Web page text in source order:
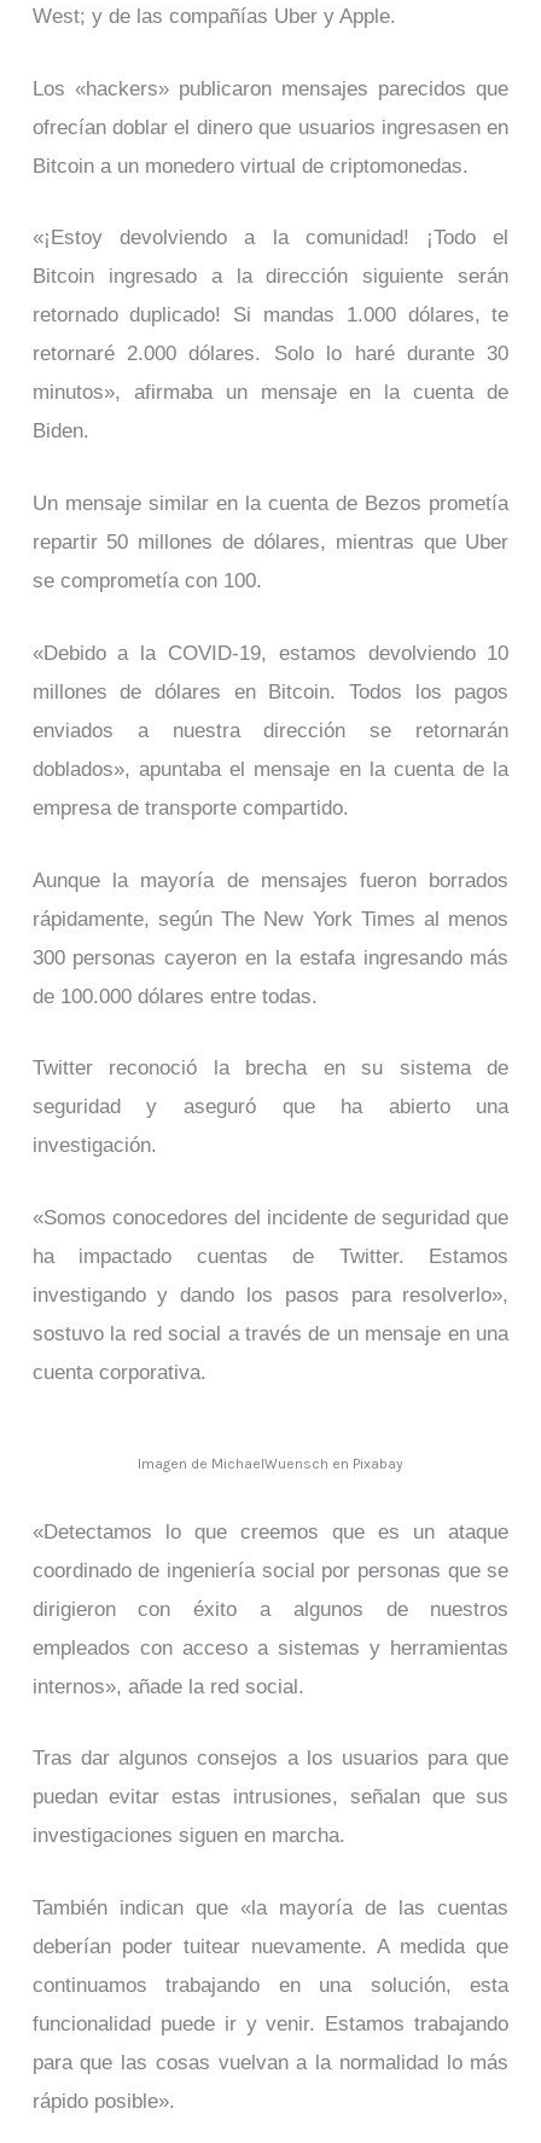
West; y de las compañías Uber y Apple.
Los «hackers» publicaron mensajes parecidos que
ofrecían doblar el dinero que usuarios ingresasen en
Bitcoin a un monedero virtual de criptomonedas.
«¡Estoy devolviendo a la comunidad! ¡Todo el
Bitcoin ingresado a la dirección siguiente serán
retornado duplicado! Si mandas 1.000 dólares, te
retornaré 2.000 dólares. Solo lo haré durante 30
minutos», afirmaba un mensaje en la cuenta de
Biden.
Un mensaje similar en la cuenta de Bezos prometía
repartir 50 millones de dólares, mientras que Uber
se comprometía con 100.
«Debido a la COVID-19, estamos devolviendo 10
millones de dólares en Bitcoin. Todos los pagos
enviados a nuestra dirección se retornarán
doblados», apuntaba el mensaje en la cuenta de la
empresa de transporte compartido.
Aunque la mayoría de mensajes fueron borrados
rápidamente, según The New York Times al menos
300 personas cayeron en la estafa ingresando más
de 100.000 dólares entre todas.
Twitter reconoció la brecha en su sistema de
seguridad y aseguró que ha abierto una
investigación.
«Somos conocedores del incidente de seguridad que
ha impactado cuentas de Twitter. Estamos
investigando y dando los pasos para resolverlo»,
sostuvo la red social a través de un mensaje en una
cuenta corporativa.
Imagen de MichaelWuensch en Pixabay
«Detectamos lo que creemos que es un ataque
coordinado de ingeniería social por personas que se
dirigieron con éxito a algunos de nuestros
empleados con acceso a sistemas y herramientas
internos», añade la red social.
Tras dar algunos consejos a los usuarios para que
puedan evitar estas intrusiones, señalan que sus
investigaciones siguen en marcha.
También indican que «la mayoría de las cuentas
deberían poder tuitear nuevamente. A medida que
continuamos trabajando en una solución, esta
funcionalidad puede ir y venir. Estamos trabajando
para que las cosas vuelvan a la normalidad lo más
rápido posible».